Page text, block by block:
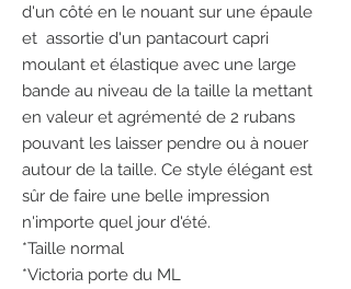
d'un côté en le nouant sur une épaule
et assortie d'un pantacourt capri
moulant et élastique avec une large
bande au niveau de la taille la mettant
en valeur et agrémenté de 2 rubans
pouvant les laisser pendre ou à nouer
autour de la taille. Ce style élégant est
sûr de faire une belle impression
n'importe quel jour d'été.
*Taille normal
*Victoria porte du ML